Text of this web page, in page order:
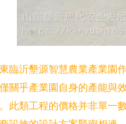
臨沂墾源智慧農業產業園
關乎產業園自身的產能與
此類工程的價格并非單一